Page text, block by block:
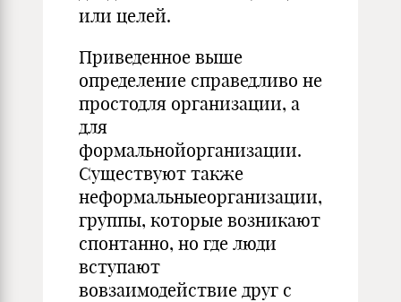
или целей.
Приведенное выше
определение справедливо не
простодля организации, а
для
формальнойорганизации.
Существуют также
неформальныеорганизации,
группы, которые возникают
спонтанно, но где люди
вступают
вовзаимодействие друг с